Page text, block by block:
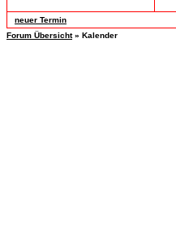
neuer Termin
Forum Übersicht» Kalender